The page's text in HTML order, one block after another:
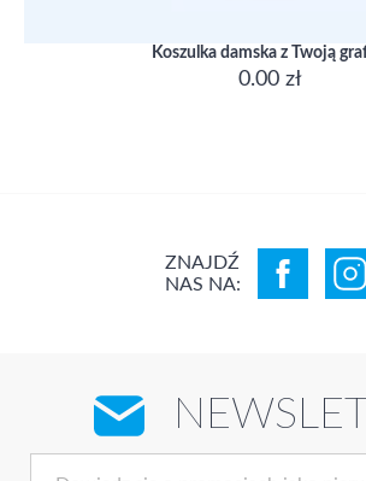
Koszulka damska z Twoją
0.00 zł
ZNAJDŹ
NAS NA: